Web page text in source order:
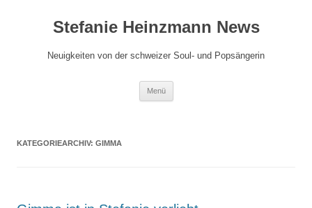
springenStefanie Heinzmann News
Neuigkeiten von der schweizer Soul- und Popsängerin
Menü
KATEGORIEARCHIV: GIMMA